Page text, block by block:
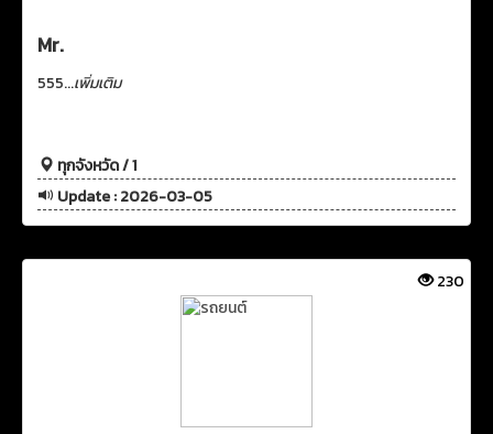
Mr.
555...เพิ่มเติม
ทุกจังหวัด / 1
Update : 2026-03-05
230